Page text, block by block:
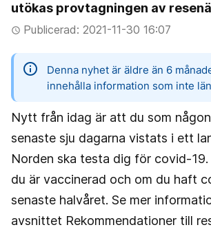
utökas provtagningen av
access_timePublicerad: 2021-11-30 16:07
information
Denna nyhet är äldre än 6
innehålla information som inte
Nytt från idag är att du som
senaste sju dagarna vistats i ett
Norden ska testa dig för covid-19.
du är vaccinerad och om du haft
senaste halvåret. Se mer
avsnittet Rekommendationer till